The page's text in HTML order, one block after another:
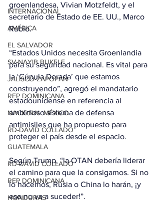
INTERNACIONAL
AMÉRICA
EL SALVADOR
SV-NAYIB BUKELE
JALISCO-ZAPOPAN
REP DOMINICANA
NACIONAL MÉXICO
RD-DAVID COLLADO
GUATEMALA
RD-DAVID COLLADO
REP DOMINICANA
HONDURAS
groenlandesa, Vivian Motzfeldt, y el
secretario de Estado de EE. UU., Marco
Rubio.
“Estados Unidos necesita Groenlandia
para su seguridad nacional. Es vital para
la ‘Cúpula Dorada’ que estamos
construyendo”, agregó el mandatario
estadounidense en referencia al
ambicioso sistema de defensa
antimisiles que ha propuesto para
proteger el país desde el espacio.
Según Trump, “la OTAN debería liderar
el camino para que la consigamos. Si no
lo hacemos, Rusia o China lo harán, ¡y
eso no va a suceder!”.